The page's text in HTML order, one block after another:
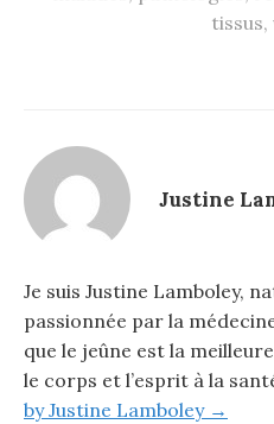
tissus,
Justine
Je suis Justine Lamboley,
passionnée par la
que le jeûne est la
le corps et l’esprit à la
by Justine Lamboley →